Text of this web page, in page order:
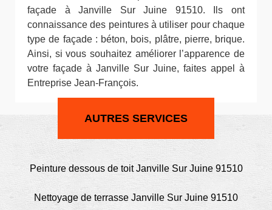
façade à Janville Sur Juine 91510. Ils ont
connaissance des peintures à utiliser pour chaque
type de façade : béton, bois, plâtre, pierre, brique.
Ainsi, si vous souhaitez améliorer l’apparence de
votre façade à Janville Sur Juine, faites appel à
Entreprise Jean-François.
AUTRES SERVICES
Peinture dessous de toit Janville Sur Juine 91510
Nettoyage de terrasse Janville Sur Juine 91510